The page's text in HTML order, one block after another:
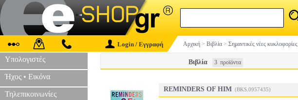
Login / Εγγραφή Αρχική > Βιβλία > Σημαντικές νέες κυκλοφορίες
Υπολογιστές
Ήχος • Εικόνα
Τηλεπικοινωνίες
Βιβλία 3 προϊόντα
REMINDERS OF HIM (BKS.0957435)